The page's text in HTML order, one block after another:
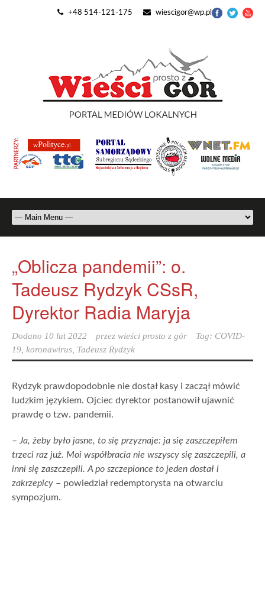
+48 514-121-175 wiescigor@wp.pl
„Oblicza pandemii”: o.
Tadeusz Rydzyk CSsR,
Dyrektor Radia Maryja
Dodano 10 lut 2022 przez wieści prosto z gór Tag: COVID-
19 koronawirus Tadeusz Rydzyk
Rydzyk prawdopodobnie nie dostał kasy i zaczął mówić
ludzkim językiem. Ojciec dyrektor postanowił ujawnić
prawdę o tzw. pandemii.
– Ja, żeby było jasne, to się przyznaje: ja się zaszczepiłem
trzeci raz już. Moi współbracia nie wszyscy się zaszczepili, a
inni się zaszczepili. A po szczepionce to jeden dostał i
zakrzepicy – powiedział redemptorysta na otwarciu
sympozjum.